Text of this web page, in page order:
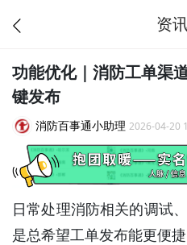
资
功能优化｜消防工单渠
键发布
消防百事通小助理 2026-04-20
日常处理消防相关的调试
是总希望工单发布能更便